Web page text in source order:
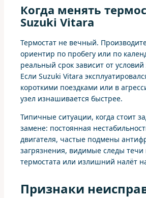
Когда менять
Suzuki Vitara
Термостат не вечный.
ориентир по пробегу или по
реальный срок зависит от условий
Если Suzuki Vitara
короткими поездками или в
узел изнашивается быстрее.
Типичные ситуации, когда стоит
замене: постоянная
двигателя, частые подмены
загрязнения, видимые следы течи
термостата или излишний налёт
Признаки